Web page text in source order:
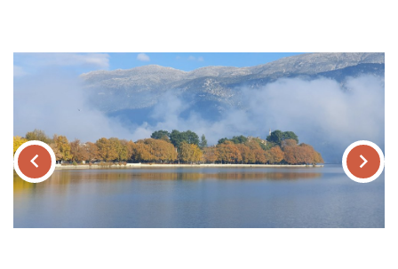
keyboard_arrow_left keyboard_arrow_right